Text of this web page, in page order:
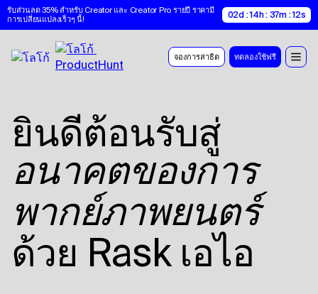
รับส่วนลด 35% สำหรับ Creator และ Creator Pro รายปี ราคามี
การเปลี่ยนแปลงเร็วๆ นี้!
02d : 14h : 37m : 12s
จองการสาธิต ทดลองใช้ฟรี
ยินดีต้อนรับสู่
อนาคตของการ
พากย์ภาพยนตร์
ด้วย Rask เอไอ